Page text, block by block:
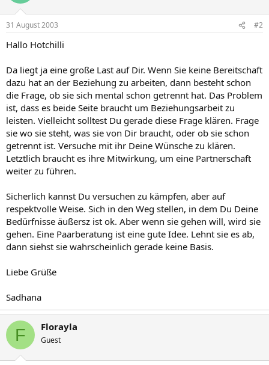
31 August 2003 #2
Hallo Hotchilli
Da liegt ja eine große Last auf Dir. Wenn Sie keine Bereitschaft
dazu hat an der Beziehung zu arbeiten, dann besteht schon
die Frage, ob sie sich mental schon getrennt hat. Das Problem
ist, dass es beide Seite braucht um Beziehungsarbeit zu
leisten. Vielleicht solltest Du gerade diese Frage klären. Frage
sie wo sie steht, was sie von Dir braucht, oder ob sie schon
getrennt ist. Versuche mit ihr Deine Wünsche zu klären.
Letztlich braucht es ihre Mitwirkung, um eine Partnerschaft
weiter zu führen.
Sicherlich kannst Du versuchen zu kämpfen, aber auf
respektvolle Weise. Sich in den Weg stellen, in dem Du Deine
Bedürfnisse äußersz ist ok. Aber wenn sie gehen will, wird sie
gehen. Eine Paarberatung ist eine gute Idee. Lehnt sie es ab,
dann siehst sie wahrscheinlich gerade keine Basis.
Liebe Grüße
Sadhana
F Florayla
Guest